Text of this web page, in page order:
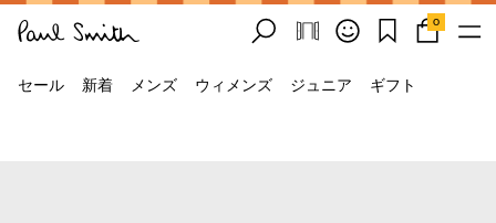
0
セール 新着 メンズ ウィメンズ ジュニア ギフト